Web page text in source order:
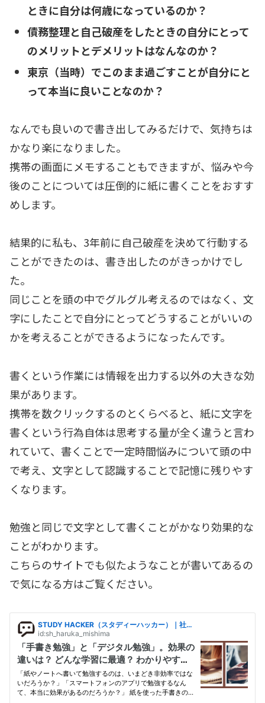
ときに自分は何歳になっているのか？
債務整理と自己破産をしたときの自分にとって
のメリットとデメリットはなんなのか？
東京（当時）でこのまま過ごすことが自分にと
って本当に良いことなのか？
なんでも良いので書き出してみるだけで、気持ちは
かなり楽になりました。
携帯の画面にメモすることもできますが、悩みや今
後のことについては圧倒的に紙に書くことをおすす
めします。
結果的に私も、3年前に自己破産を決めて行動する
ことができたのは、書き出したのがきっかけでし
た。
同じことを頭の中でグルグル考えるのではなく、文
字にしたことで自分にとってどうすることがいいの
かを考えることができるようになったんです。
書くという作業には情報を出力する以外の大きな効
果があります。
携帯を数クリックするのとくらべると、紙に文字を
書くという行為自体は思考する量が全く違うと言わ
れていて、書くことで一定時間悩みについて頭の中
で考え、文字として認識することで記憶に残りやす
くなります。
勉強と同じで文字として書くことがかなり効果的な
ことがわかります。
こちらのサイトでも似たようなことが書いてあるの
で気になる方はご覧ください。